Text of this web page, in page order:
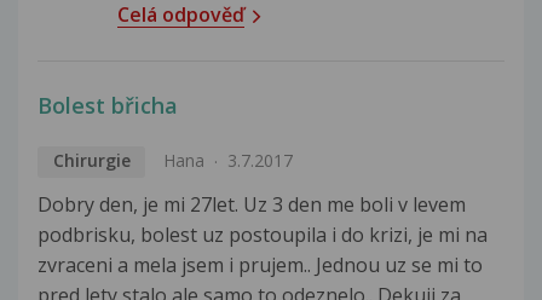
Celá odpověď
Bolest břicha
Chirurgie Hana 3.7.2017
Dobry den, je mi 27let. Uz 3 den me boli v levem
podbrisku, bolest uz postoupila i do krizi, je mi na
zvraceni a mela jsem i prujem.. Jednou uz se mi to